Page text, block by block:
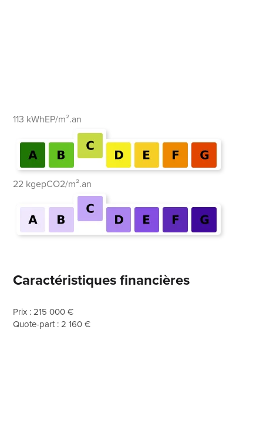
113 kWhEP/m².an
22 kgepCO2/m².an
Caractéristiques financières
Prix : 215 000 €
Quote-part : 2 160 €